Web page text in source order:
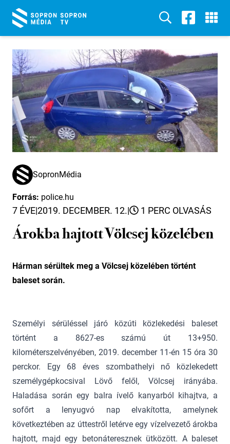
SopronMédia
Forrás: police.hu
7 ÉVE|2019. DECEMBER. 12.| 1 PERC OLVASÁS
Árokba hajtott Völcsej közelében
Hárman sérültek meg a Völcsej közelében történt
baleset során.
Személyi sérüléssel járó közúti közlekedési baleset
történt a 8627-es számú út 13+950.
kilométerszelvényében, 2019. december 11-én 15 óra 30
perckor. Egy 68 éves szombathelyi nő közlekedett
személygépkocsival Lövő felől, Völcsej irányába.
Haladása során egy balra ívelő kanyarból kihajtva, a
sofőrt a lenyugvó nap elvakította, amelynek
következtében az úttestről letérve egy vízelvezető árokba
hajtott, majd egy betonáteresznek ütközött. A baleset